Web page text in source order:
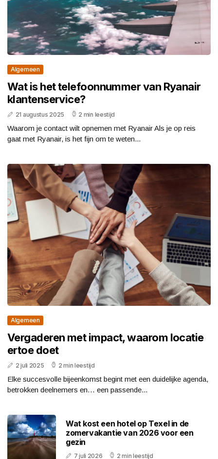
Algemeen
Wat is het telefoonnummer van Ryanair
klantenservice?
21 augustus 2025 2 min leestijd
Waarom je contact wilt opnemen met Ryanair Als je op reis
gaat met Ryanair, is het fijn om te weten...
Algemeen
Vergaderen met impact, waarom locatie
ertoe doet
2 juli 2025 2 min leestijd
Elke succesvolle bijeenkomst begint met een duidelijke agenda,
betrokken deelnemers en… een passende...
Wat kost een hotel op Texel in de
zomervakantie van 2026 voor een
gezin
7 juli 2026 2 min leestijd